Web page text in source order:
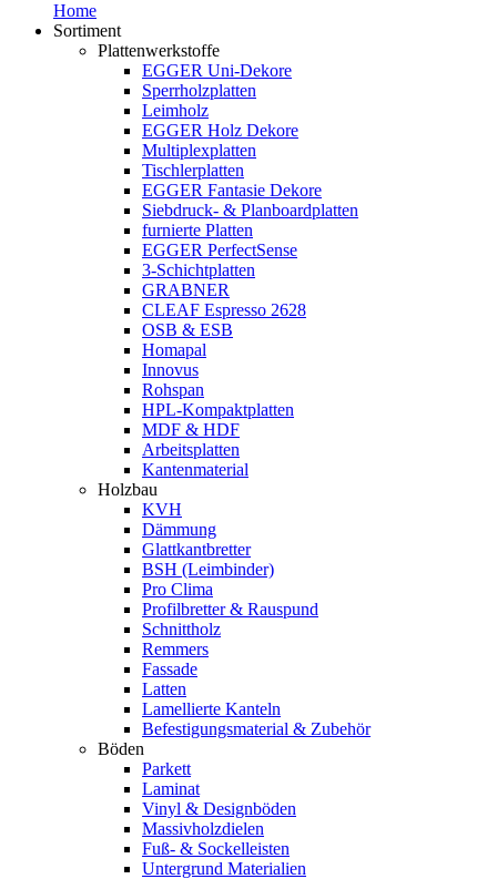
Home
Sortiment
Plattenwerkstoffe
EGGER Uni-Dekore
Sperrholzplatten
Leimholz
EGGER Holz Dekore
Multiplexplatten
Tischlerplatten
EGGER Fantasie Dekore
Siebdruck- & Planboardplatten
furnierte Platten
EGGER PerfectSense
3-Schichtplatten
GRABNER
CLEAF Espresso 2628
OSB & ESB
Homapal
Innovus
Rohspan
HPL-Kompaktplatten
MDF & HDF
Arbeitsplatten
Kantenmaterial
Holzbau
KVH
Dämmung
Glattkantbretter
BSH (Leimbinder)
Pro Clima
Profilbretter & Rauspund
Schnittholz
Remmers
Fassade
Latten
Lamellierte Kanteln
Befestigungsmaterial & Zubehör
Böden
Parkett
Laminat
Vinyl & Designböden
Massivholzdielen
Fuß- & Sockelleisten
Untergrund Materialien